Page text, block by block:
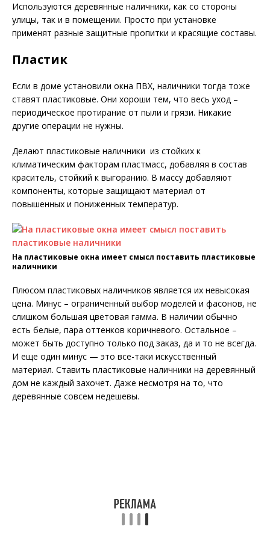
Используются деревянные наличники, как со стороны
улицы, так и в помещении. Просто при установке
применят разные защитные пропитки и красящие составы.
Пластик
Если в доме установили окна ПВХ, наличники тогда тоже
ставят пластиковые. Они хороши тем, что весь уход –
периодическое протирание от пыли и грязи. Никакие
другие операции не нужны.
Делают пластиковые наличники из стойких к
климатическим факторам пластмасс, добавляя в состав
краситель, стойкий к выгоранию. В массу добавляют
компоненты, которые защищают материал от
повышенных и пониженных температур.
На пластиковые окна имеет смысл поставить пластиковые
наличники
Плюсом пластиковых наличников является их невысокая
цена. Минус – ограниченный выбор моделей и фасонов, не
слишком большая цветовая гамма. В наличии обычно
есть белые, пара оттенков коричневого. Остальное –
может быть доступно только под заказ, да и то не всегда.
И еще один минус — это все-таки искусственный
материал. Ставить пластиковые наличники на деревянный
дом не каждый захочет. Даже несмотря на то, что
деревянные совсем недешевы.